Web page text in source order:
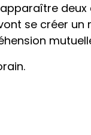
se créer